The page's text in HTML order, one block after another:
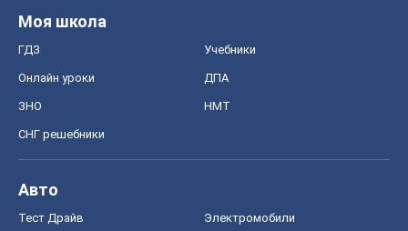
Моя школа
ГДЗ Учебники
Онлайн уроки ДПА
ЗНО НМТ
СНГ решебники
Авто
Тест Драйв Электромобили